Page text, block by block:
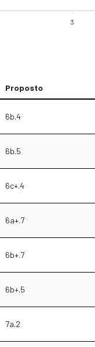
3
Proposto
6b.4
6b.5
6c+.4
6a+.7
6b+.7
6b+.5
7a.2